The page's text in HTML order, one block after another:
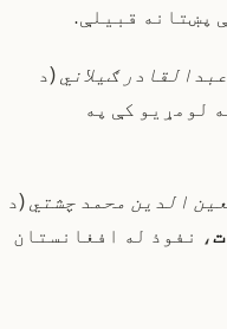
پښتانه قبیلې.
عبدالقادر ګیلاني(د
لومړیو کې په
الدین محمد چشتي(د
، نفوذ له افغانستان